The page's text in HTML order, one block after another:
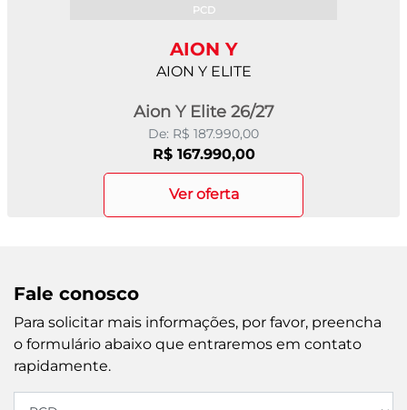
AION Y
AION Y ELITE
Aion Y Elite 26/27
PCD
De: R$ 187.990,00
R$ 167.990,00
ver oferta
Fale conosco
Para solicitar mais informações, por favor, preencha
o formulário abaixo que entraremos em contato
rapidamente.